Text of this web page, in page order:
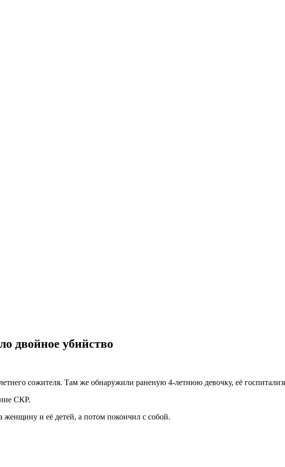
двойное убийство
сожителя. Там же обнаружили раненую 4-летнюю девочку, её
СКР.
и её детей, а потом покончил с собой.